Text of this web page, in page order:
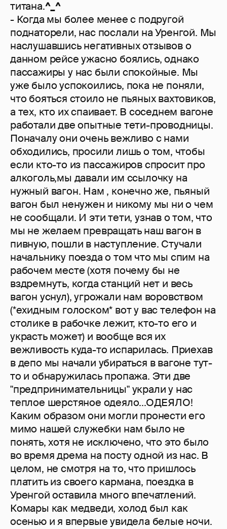
титана.^_^
- Когда мы более менее с подругой
поднаторели, нас послали на Уренгой. Мы
наслушавшись негативных отзывов о
данном рейсе ужасно боялись, однако
пассажиры у нас были спокойные. Мы
уже было успокоились, пока не поняли,
что бояться стоило не пьяных вахтовиков,
а тех, кто их спаивает. В соседнем вагоне
работали две опытные тети-проводницы.
Поначалу они очень вежливо с нами
обходились, просили лишь о том, чтобы
если кто-то из пассажиров спросит про
алкоголь,мы давали им ссылочку на
нужный вагон. Нам , конечно же, пьяный
вагон был ненужен и никому мы ни о чем
не сообщали. И эти тети, узнав о том, что
мы не желаем превращать наш вагон в
пивную, пошли в наступление. Стучали
начальнику поезда о том что мы спим на
рабочем месте (хотя почему бы не
вздремнуть, когда станций нет и весь
вагон уснул), угрожали нам воровством
(*ехидным голоском* вот у вас телефон на
столике в рабочке лежит, кто-то его и
украсть может) и вообще вся их
вежливость куда-то испарилась. Приехав
в депо мы начали убираться в вагоне тут-
то и обнаружилась пропажа. Эти две
"предпринимательницы" украли у нас
теплое шерстяное одеяло...ОДЕЯЛО!
Каким образом они могли пронести его
мимо нашей служебки нам было не
понять, хотя не исключено, что это было
во время дрема на посту одной из нас. В
целом, не смотря на то, что пришлось
платить из своего кармана, поездка в
Уренгой оставила много впечатлений.
Комары как медведи, холод был как
осенью и я впервые увидела белые ночи.